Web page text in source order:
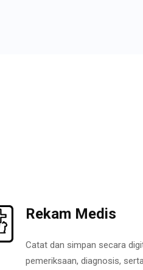
Rekam Medis
Catat dan simpan secara
pemeriksaan, diagnosis,